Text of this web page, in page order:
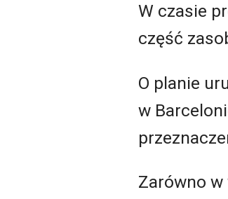
W czasie
część
O planie
w
Zarówno